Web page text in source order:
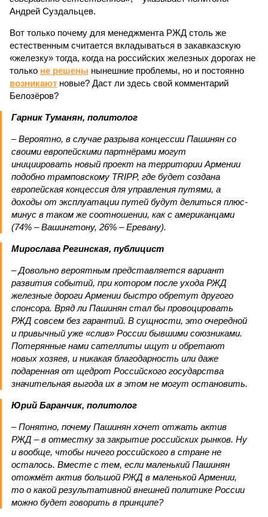
Андрей Суздальцев.
Вот только почему для менеджмента РЖД столь же
естественным считается вкладываться в закавказскую
«железку» тогда, когда на российских железных дорогах не
только не решены нынешние проблемы, но и постоянно
возникают новые? Даст ли здесь свой комментарий
Белозёров?
Гарник Туманян, политолог
– Вероятно, в случае разрыва концессии Пашинян со
своими европейскими партнёрами могут
инициировать новый проект на территории Армении
подобно трамповскому TRIPP, где будет создана
европейская концессия для управления путями, а
доходы от эксплуатации путей будут делиться плюс-
минус в таком же соотношении, как с американцами
(74% – Вашингтону, 26% – Еревану).
Мирослава Регинская, публицист
– Довольно вероятным представляется вариант
развития событий, при котором после ухода РЖД
железные дороги Армении быстро обретут другого
спонсора. Вряд ли Пашинян стал бы провоцировать
РЖД совсем без гарантий. В сущности, это очередной
и привычный уже «слив» России бывшими союзниками.
Потерянные нами сателлиты ищут и обретают
новых хозяев, и никакая благодарность или даже
подаренная от щедрот Российского государства
значительная выгода их в этом не могут остановить.
Юрий Баранчик, политолог
– Понятно, почему Пашинян хочет отжать актив
РЖД – в отместку за закрытие российских рынков. Ну
и вообще, чтобы ничего российского в стране не
осталось. Вместе с тем, если маленький Пашинян
отожмёт актив большой РЖД в маленькой Армении,
то о какой результативной внешней политике России
можно будет говорить в принципе?